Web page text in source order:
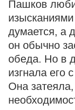
Пашков
думается, а
он обычно
обеда. Но в
изгнала его
Она